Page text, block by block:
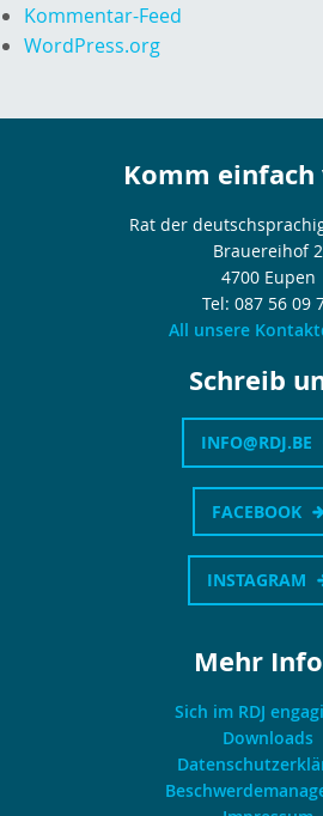
Kommentar-Feed
WordPress.org
Komm
Rat der
Brauereihof 2
4700 Eupen
Tel: 087 56 09
All unsere
Schreib
INFO@RDJ.BE
FACEBOOK
INSTAGRAM
Mehr
Sich im RDJ
Downloads